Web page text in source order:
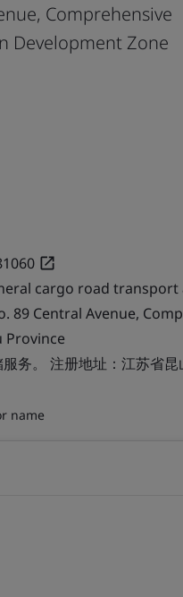
Comprehensive
Development Zone
cargo road
89 Central Avenue,
Province
务。 注册地址：江苏省
name